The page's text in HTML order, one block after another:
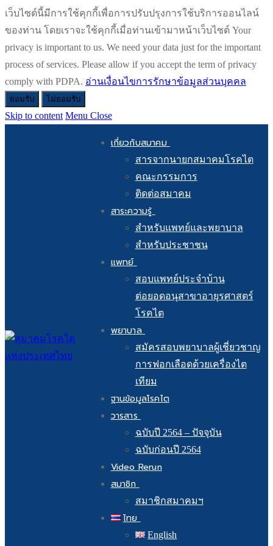
เว็บไซต์นี้มีการใช้คุกกี้เพื่อการปรับปรุงการใช้บริการออนไลน์
ของท่าน โดยเราจะใช้คุกกี้เมื่อท่านเข้ามาหน้าเว็บไซต์ Your
privacy is important to us. We need your data just for the important
process of services. Please allow if you accept the term of privacy
comply with PDPA. อ่านเงื่อนไขการรักษาข้อมูลส่วนบุคคล
ยอมรับ ไม่ยอมรับ
Skip to content Menu Close
เกี่ยวกับสมาคม
สารจากนายกสมาคมโรคไต
คณะกรรมการ
ติดต่อสมาคม
สาระความรู้
สำหรับแพทย์และพยาบาล
สำหรับประชาชน
แพทย์
สอบแพทย์ประจำบ้าน
ต่อยอดอนุสาขาอายุรศาสตร์
โรคไต
พยาบาล
สมัครสอบพยาบาลผู้เชี่ยวชาญ
การฟอกเลือดด้วยเครื่องไต
เทียม
ฐานข้อมูลโรคไต
วารสาร
ฉบับปี 2564 – ปัจจุบัน
ฉบับก่อนปี 2564
Video Rerun
สมาชิก
สมาชิกสมาคมฯ
ไทย
English